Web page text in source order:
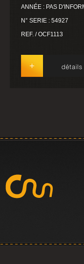
ANNÉE : PAS
N° SERIE : 54927
REF. / OCF1113